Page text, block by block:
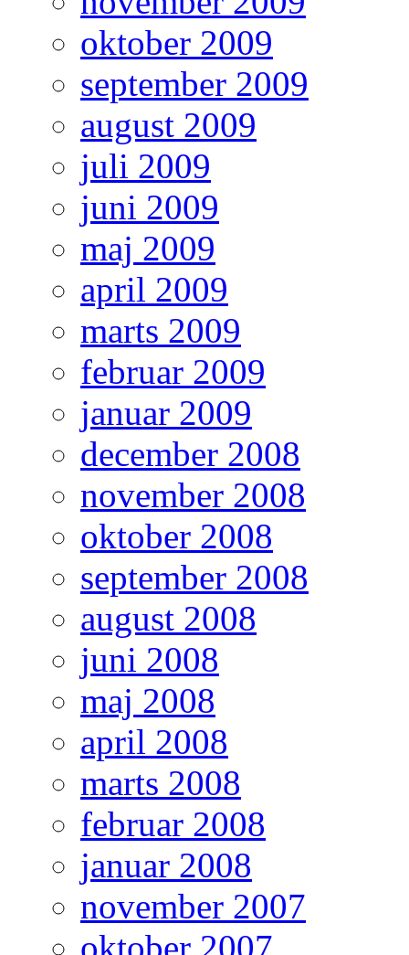
oktober 2009
september 2009
august 2009
juli 2009
juni 2009
maj 2009
april 2009
marts 2009
februar 2009
januar 2009
december 2008
november 2008
oktober 2008
september 2008
august 2008
juni 2008
maj 2008
april 2008
marts 2008
februar 2008
januar 2008
november 2007
oktober 2007